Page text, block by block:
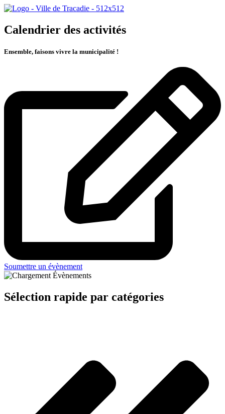
Calendrier des activités
Ensemble, faisons vivre la municipalité !
Soumettre un évènement
Sélection rapide par catégories